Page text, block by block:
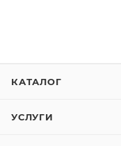
КАТАЛОГ
УСЛУГИ